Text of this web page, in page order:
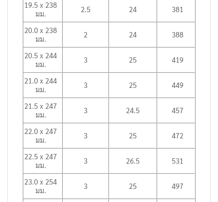
19.5 x 238
มม.
2.5 24 381
20.0 x 238
มม.
2 24 388
20.5 x 244
มม.
3 25 419
21.0 x 244
มม.
3 25 449
21.5 x 247
มม.
3 24.5 457
22.0 x 247
มม.
3 25 472
22.5 x 247
มม.
3 26.5 531
23.0 x 254
มม.
3 25 497